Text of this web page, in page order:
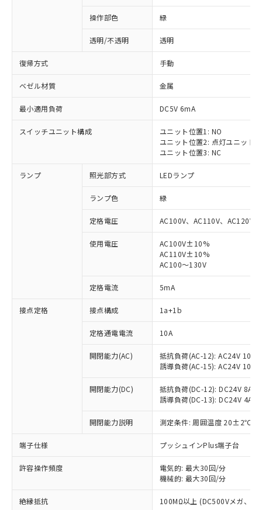
操作部色 緑
透明/不透明 透明
復帰方式 手動
ベゼル材質 金属
最小適用負荷 DC5V 6mA
スイッチユニット構成
ユニット位置1: NO
ユニット位置2: 点灯ユニット
ユニット位置3: NC
ランプ 照光部方式 LEDランプ
ランプ色 緑
定格電圧 AC100V、AC110V、AC120V
使用電圧
AC100V±10%
AC110V±10%
AC100～130V
定格電流 5mA
接点定格 接点構成 1a+1b
定格通電電流 10A
開閉能力(AC)
抵抗負荷(AC-12): AC24V 10A/
誘導負荷(AC-15): AC24V
開閉能力(DC)
抵抗負荷(DC-12): DC24V 8A/
誘導負荷(DC-13): DC24V 4A/
開閉能力説明 測定条件: 周囲温度 20±2℃、
端子仕様 プッシュインPlus端子台
許容操作頻度
電気的: 最大30回/分
機械的: 最大30回/分
絶縁抵抗 100MΩ以上 (DC500Vメガ、点
ご利用条件
以下の条件をお読みいただき、同意のうえ
商品の当社在庫状況および標準価格
(税抜)を提供させていただくもので
当社制御機器事業取扱商品の中には、
※1 対応状況
対応済み：EU RoHS指令（10物質）の
対応予定：EU RoHS指令（10物質）の非含
有に対応した製品に切り替える予定のある
対応予定なし：EU RoHS指令（10物質）の
非含有に非対応の商品で、対応品を出す予
調査・確認中：EU RoHS指令（10物質）の
非含有の対応状況を調査中または確認中の
商品です。
非該当品：ライセンス料など無形物で、有
害物質有無と関係のない商品です。
「○」：最大均質材料含有率が中国RoHSの
「×」：最大均質材料含有率が中国RoHSの